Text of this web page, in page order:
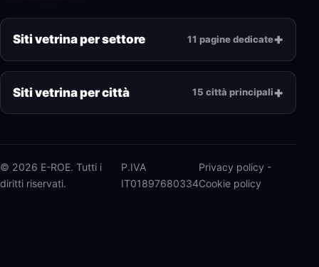
Siti vetrina per settore 11 pagine dedicate
Siti vetrina per città 15 città principali
© 2026 E-ROE. Tutti i
diritti riservati.
P.IVA
IT01897680334
Privacy policy -
Cookie policy